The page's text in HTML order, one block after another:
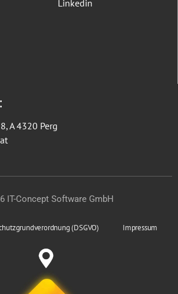
Linkedin
A 4320 Perg
IT-Concept Software GmbH
(DSGVO) Impressum